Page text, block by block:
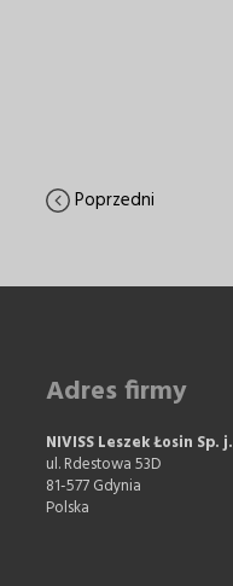
Poprzedni
Adres firmy
NIVISS Leszek Łosin Sp. j.
ul. Rdestowa 53D
81-577 Gdynia
Polska